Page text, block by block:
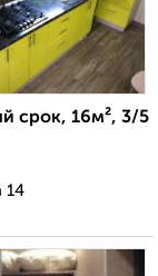
срок, 16м², 3/5
14